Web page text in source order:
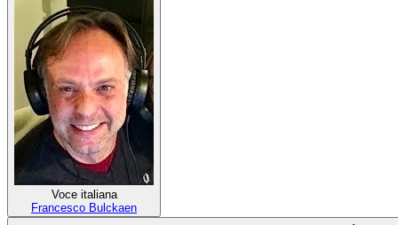
Voce italiana
Francesco Bulckaen